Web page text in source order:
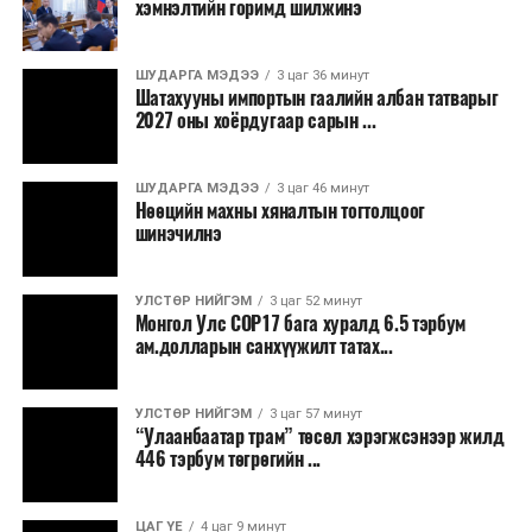
ТЭРЭЛЖ ОРЧМООР:Багавтар үүлтэй.
Бороо орохгүй. Салхи баруун хойноос
секундэд 4-9 метр. 25-27 хэм дулаан
байна.
2026 оны наймдугаар сарын 07-ноос
2026 оны наймдугаар сарын 11-нийг хүртэлх
цаг агаарын урьдчилсан төлөв
аймгуудын нутгийн хойд хэсгээр, 8-нд баруун
аймгуудын нутгийн хойд хэсэг, төвийн
аймгуудын нутгийн зарим газраар, 9-нд баруун
нутгийн хойд, зүүн аймгуудын нутгийн баруун
хэсэг, төвийн аймгуудын ихэнх нутгаар, 10-нд
төв, зүүн, говийн аймгуудын ихэнх нутгаар
бороо, дуу цахилгаантай аадар бороо орно. Салхи
ихэнх хугацаанд секундэд 5-10 метр, 9-нд
хэмнэлтийн горимд шилжинэ
ШУДАРГА МЭДЭЭ 3 цаг 36 минут
Шатахууны импортын гаалийн албан татварыг
2027 оны хоёрдугаар сарын ...
ШУДАРГА МЭДЭЭ 3 цаг 46 минут
Нөөцийн махны хяналтын тогтолцоог
шинэчилнэ
УЛСТӨР НИЙГЭМ 3 цаг 52 минут
Монгол Улс COP17 бага хуралд 6.5 тэрбум
ам.долларын санхүүжилт татах...
УЛСТӨР НИЙГЭМ 3 цаг 57 минут
“Улаанбаатар трам” төсөл хэрэгжсэнээр жилд
446 тэрбум төгрөгийн ...
ЦАГ ҮЕ 4 цаг 9 минут